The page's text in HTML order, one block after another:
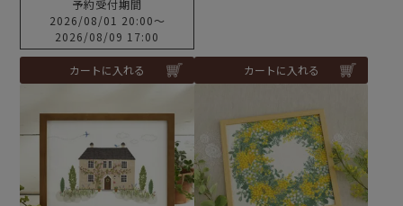
予約受付期間
2026/08/01 20:00〜
2026/08/09 17:00
カートに入れる カートに入れる